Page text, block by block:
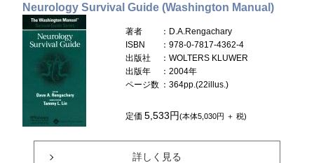
Neurology Survival Guide (Washington Manual)
著者
：D.A.Rengachary
ISBN
：978-0-7817-4362-4
出版社
：WOLTERS KLUWER
出版年
：2004年
ページ数 ：364pp.(22illus.)
定価5,533円(本体5,030円 ＋ 税)
詳しく見る